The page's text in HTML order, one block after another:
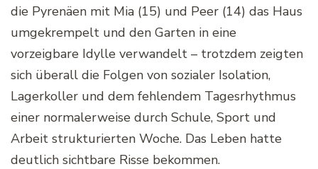
die Pyrenäen mit Mia (15) und Peer (14) das Haus
umgekrempelt und den Garten in eine
vorzeigbare Idylle verwandelt – trotzdem zeigten
sich überall die Folgen von sozialer Isolation,
Lagerkoller und dem fehlendem Tagesrhythmus
einer normalerweise durch Schule, Sport und
Arbeit strukturierten Woche. Das Leben hatte
deutlich sichtbare Risse bekommen.